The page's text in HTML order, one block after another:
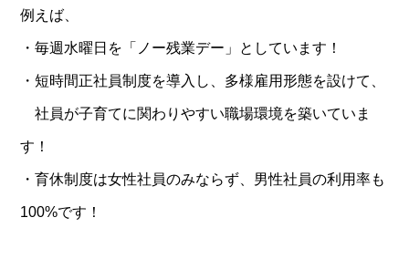
例えば、
・毎週水曜日を「ノー残業デー」としています！
・短時間正社員制度を導入し、多様雇用形態を設けて、
社員が子育てに関わりやすい職場環境を築いていま
す！
・育休制度は女性社員のみならず、男性社員の利用率も
100%です！